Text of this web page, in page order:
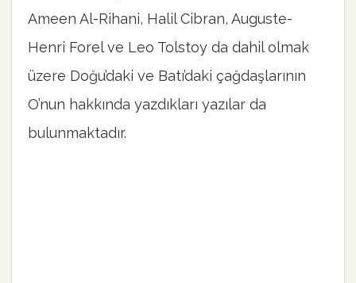
Ameen Al-Rihani, Halil Cibran, Auguste-
Henri Forel ve Leo Tolstoy da dahil olmak
üzere Doğu’daki ve Batı’daki çağdaşlarının
O’nun hakkında yazdıkları yazılar da
bulunmaktadır.